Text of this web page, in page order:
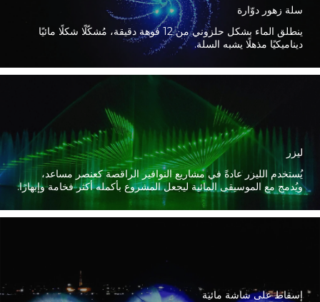
سلة زهور دوّارة
ينطلق الماء بشكل حلزوني من 12 فوهة دقيقة، مُشكّلًا شكلًا مائيًا
ديناميكيًا مذهلًا يشبه السلة.
يُستخدم الليزر عادةً في مشاريع النوافير الراقصة كعنصر مساعد،
ويُدمج مع الموسيقى المائية ليجعل المشروع بأكمله أكثر فخامة وإبهارًا.
إسقاط على شاشة مائية